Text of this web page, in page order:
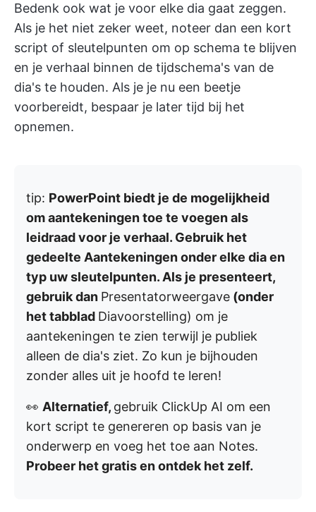
Bedenk ook wat je voor elke dia gaat zeggen.
Als je het niet zeker weet, noteer dan een kort
script of sleutelpunten om op schema te blijven
en je verhaal binnen de tijdschema's van de
dia's te houden. Als je je nu een beetje
voorbereidt, bespaar je later tijd bij het
opnemen.
tip: PowerPoint biedt je de mogelijkheid
om aantekeningen toe te voegen als
leidraad voor je verhaal. Gebruik het
gedeelte Aantekeningen onder elke dia en
typ uw sleutelpunten. Als je presenteert,
gebruik dan Presentatorweergave (onder
het tabblad Diavoorstelling) om je
aantekeningen te zien terwijl je publiek
alleen de dia's ziet. Zo kun je bijhouden
zonder alles uit je hoofd te leren!
👀 Alternatief, gebruik ClickUp AI om een
kort script te genereren op basis van je
onderwerp en voeg het toe aan Notes.
Probeer het gratis en ontdek het zelf.